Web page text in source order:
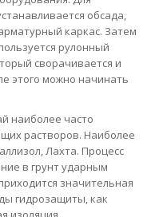
обсада,
каркас. Затем
рулонный
сворачивается и
этого можно начинать
наиболее часто
растворов. Наиболее
Лахта. Процесс
в грунт ударным
значительная
гидрозащиты, как